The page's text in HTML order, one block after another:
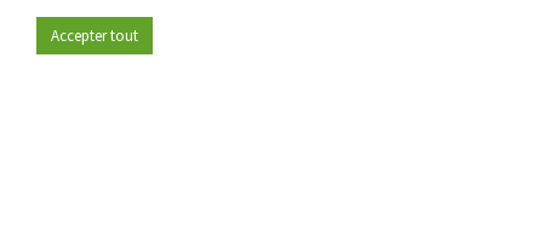
Devenez membre
Accepter tout